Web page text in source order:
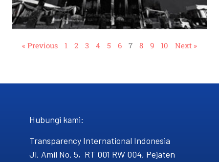
« Previous 1 2 3 4 5 6 7 8 9 10 Next »
Hubungi kami​:
Transparency International Indonesia
Jl. Amil No. 5, RT 001 RW 004, Pejaten